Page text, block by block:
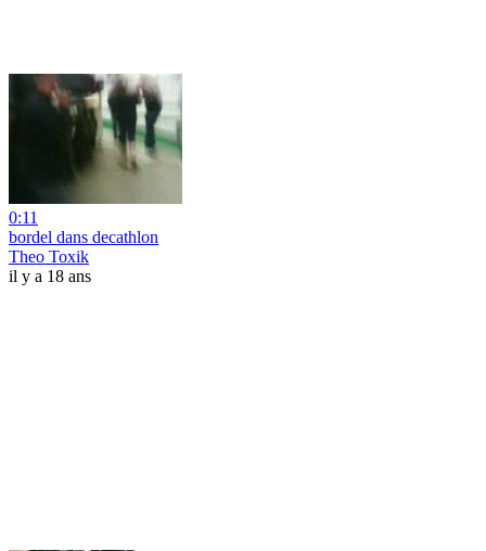
0:11
bordel dans decathlon
Theo Toxik
il y a 18 ans